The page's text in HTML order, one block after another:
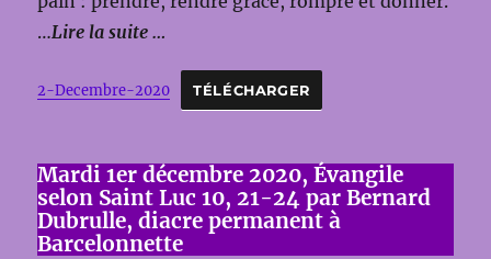
…Lire la suite …
2-Decembre-2020 TÉLÉCHARGER
Mardi 1er décembre 2020, Évangile
selon Saint Luc 10, 21-24 par Bernard
Dubrulle, diacre permanent à
Barcelonnette